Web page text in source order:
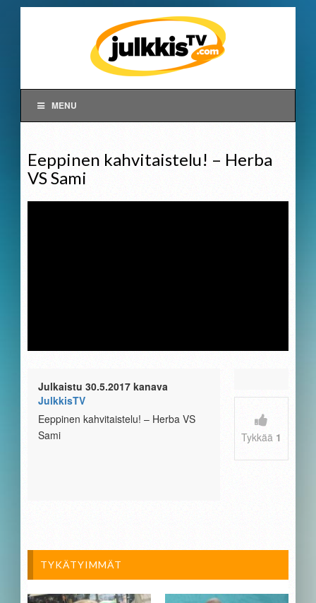
MENU
Eeppinen kahvitaistelu! – Herba
VS Sami
Julkaistu 30.5.2017 kanava
JulkkisTV
Eeppinen kahvitaistelu! – Herba VS
Sami
Tykkää 1
TYKÄTYIMMÄT